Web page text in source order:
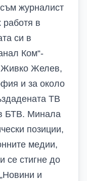
журналист
работя в
си в
Ком“-
Живко Желев,
и за около
ТВ
БТВ. Минала
позиции,
медии,
се стигне до
и